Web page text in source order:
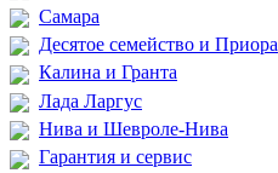
Самара
Десятое семейство и Приора
Калина и Гранта
Лада Ларгус
Нива и Шевроле-Нива
Гарантия и сервис